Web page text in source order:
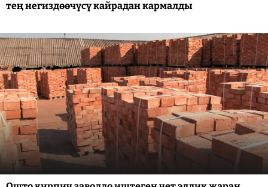
тең негиздөөчүсү кайрадан кармалды